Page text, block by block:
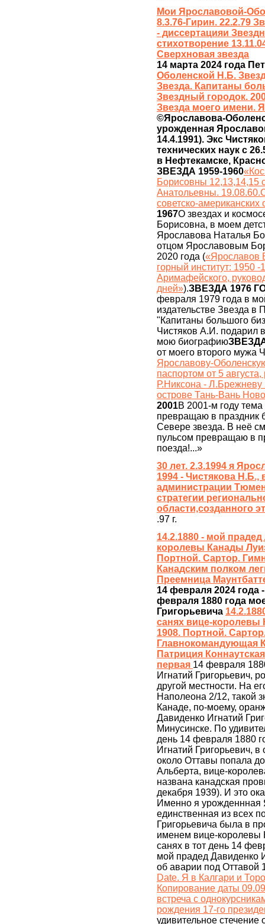
Мои Ярославовой-
8.3.76-Гирин. 22.2.79
- диссертацияи
стихотворение
Сверхновая звезда
14 марта 2024 года
Оболенской Н.Б.
Звезда. Капитаны
Звездный городок.
Звезда моего имени.
©Ярославова-
урожденная
14.4.1991). Экс
технических наук c
в Нефтекамске,
ЗВЕЗДА 1959-1960
Борисовны 12,13,14,15
Анатольевны.
советско-
1967О звездах и
Борисовна, в моем
Ярославова Наталья
отцом Ярославовым
2020 года («Ярославов
горный институт: 1950
Аримафейского,
дней»).ЗВЕЗДА 1976
февраля 1979 года в
издательстве Звезда
"Капитаны большого
Чистяков А.И. подарил
мою биографию
от моего второго мужа
Ярославову-
паспортом от 5
Р.Никсона - Л.Брежневу
острове Тань-Вань
2001В 2001-м году
превращаю в праздник
Севере звезда. В неё
пульсом превращаю в
поезда!...»
30 лет. 2.3.1994 я
1994 - Чистякова Н.Б.,
администрации
стратегии
области,созданного
.97 г.
14.2.1880 - мой
королевы Канады
Портной. Сартор.
Канадским полком
Преемница
14 февраля 2024 года
февраля 1880 года
Григорьевича
санях вице-королевы
1908. Портной.
Главнокомандующая
Патриция
первая 14 февраля
Игнатий Григорьевич,
другой местности. На
Наполеона 2/12, такой
Канаде, по-моему,
Давиденко Игнатий
Минусинске. По
день 14 февраля 1880
Игнатий Григорьевич,
около Оттавы попала
Альберта, вице-
названа канадская
декабря 1939). И это
Именно я урожденнная
единственная из всех
Григорьевича была в
именем вице-
санях в тот день 14
мой прадед Давиденко
об аварии под
Date. Я в Калгари и
Копирование даты
встреча с
рождения 17-го
удивительное стечение